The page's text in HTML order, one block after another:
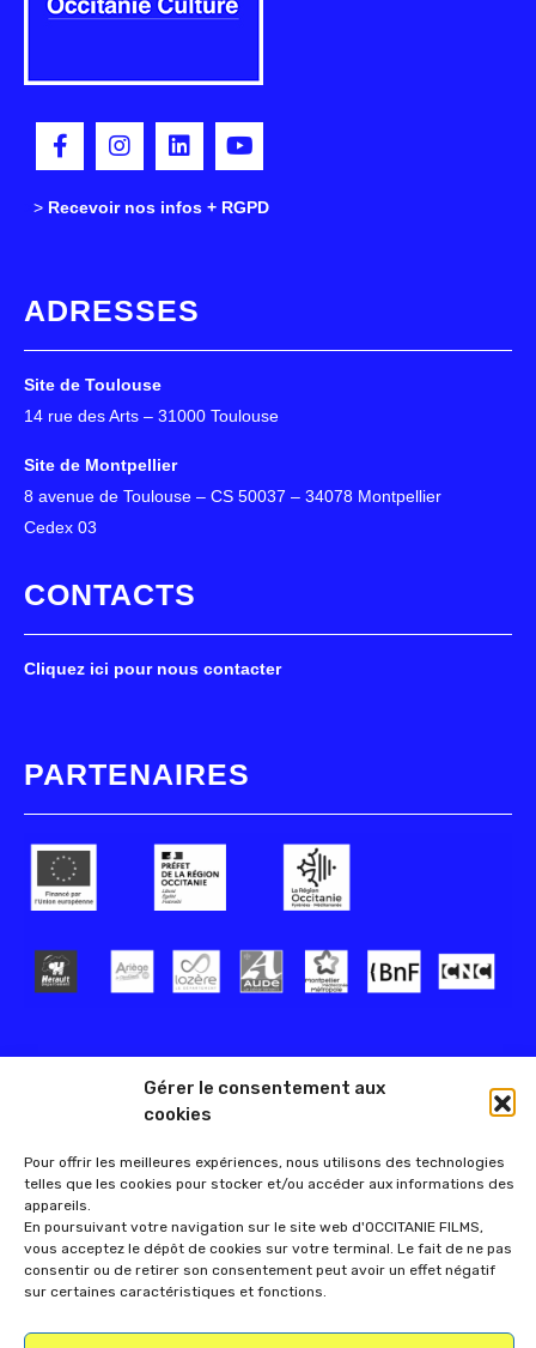
Gérer le consentement aux
cookies
Pour offrir les meilleures expériences, nous utilisons des technologies
telles que les cookies pour stocker et/ou accéder aux informations des
appareils.
En poursuivant votre navigation sur le site web d'OCCITANIE FILMS,
vous acceptez le dépôt de cookies sur votre terminal. Le fait de ne pas
consentir ou de retirer son consentement peut avoir un effet négatif
sur certaines caractéristiques et fonctions.
> Recevoir nos infos + RGPD
ADRESSES
Site de Toulouse
14 rue des Arts – 31000 Toulouse
Site de Montpellier
8 avenue de Toulouse – CS 50037 – 34078 Montpellier
Cedex 03
CONTACTS
Cliquez ici pour nous contacter
PARTENAIRES